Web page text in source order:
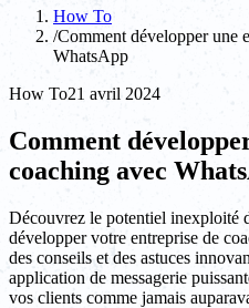
How To
/Comment développer une
WhatsApp
How To21 avril 2024
Comment
coaching avec
Découvrez le potentiel inexploité
développer votre entreprise de
des conseils et des astuces
application de messagerie
vos clients comme jamais